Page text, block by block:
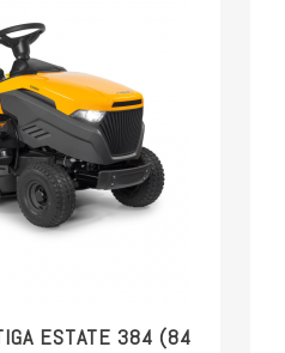
ESTATE 384 (84